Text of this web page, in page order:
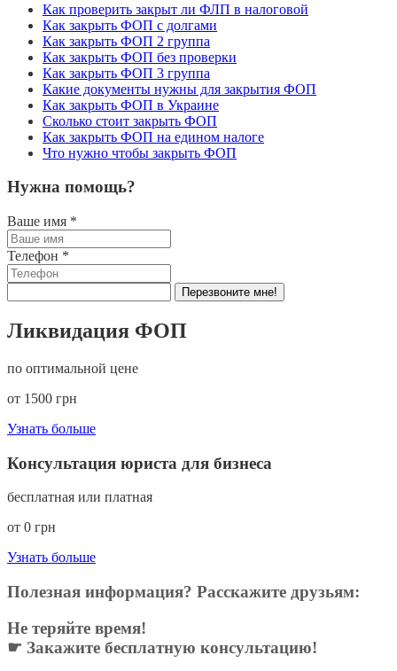
Как проверить закрыт ли ФЛП в налоговой
Как закрыть ФОП с долгами
Как закрыть ФОП 2 группа
Как закрыть ФОП без проверки
Как закрыть ФОП 3 группа
Какие документы нужны для закрытия ФОП
Как закрыть ФОП в Украине
Сколько стоит закрыть ФОП
Как закрыть ФОП на едином налоге
Что нужно чтобы закрыть ФОП
Нужна помощь?
Ваше имя *
Телефон *
Перезвоните мне!
Ликвидация ФОП
по оптимальной цене
от 1500 грн
Узнать больше
Консультация юриста для бизнеса
бесплатная или платная
от 0 грн
Узнать больше
Полезная информация? Расскажите друзьям:
Не теряйте время!
☛ Закажите бесплатную консультацию!